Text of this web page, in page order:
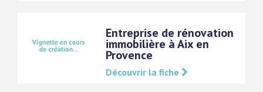
Entreprise de rénovation
immobilière à Aix en
Provence
Découvrir la fiche